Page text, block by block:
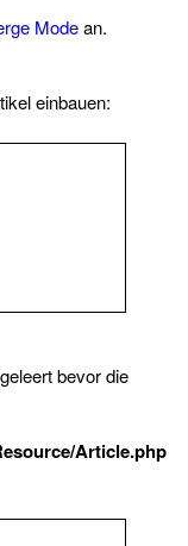
Modean.
einbauen:
bevor die
Article.php